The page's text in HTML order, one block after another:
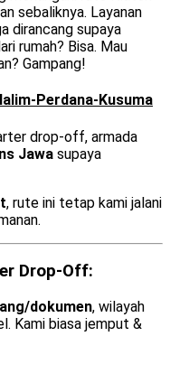
sebaliknya. Layanan
dirancang supaya
rumah? Bisa. Mau
Gampang!
Perdana-Kusuma
drop-off, armada
Jawa supaya
, rute ini tetap kami jalani
Drop-Off:
dokumen, wilayah
Kami biasa jemput &